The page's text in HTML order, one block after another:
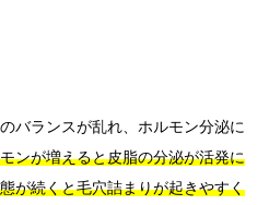
バランスが乱れ、ホルモン分泌に
ンが増えると皮脂の分泌が活発に
が続くと毛穴詰まりが起きやすく